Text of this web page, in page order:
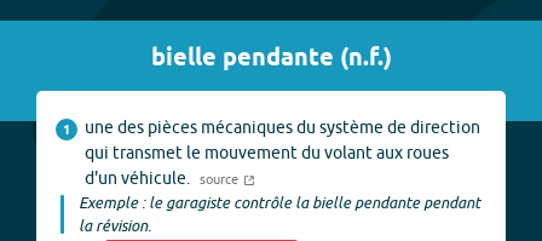
bielle pendante (n.f.)
1
une des pièces mécaniques du système de direction
qui transmet le mouvement du volant aux roues
d'un véhicule.
source
Exemple : le garagiste contrôle la bielle pendante pendant
la révision.